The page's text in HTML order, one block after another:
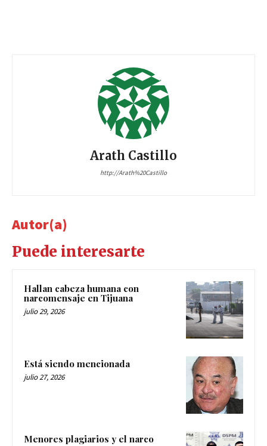
Arath Castillo
http://Arath%20Castillo
Autor(a)
Puede interesarte
Hallan cabeza humana con
narcomensaje en Tijuana
julio 29, 2026
Está siendo mencionada
julio 27, 2026
Menores plagiarios y el narco